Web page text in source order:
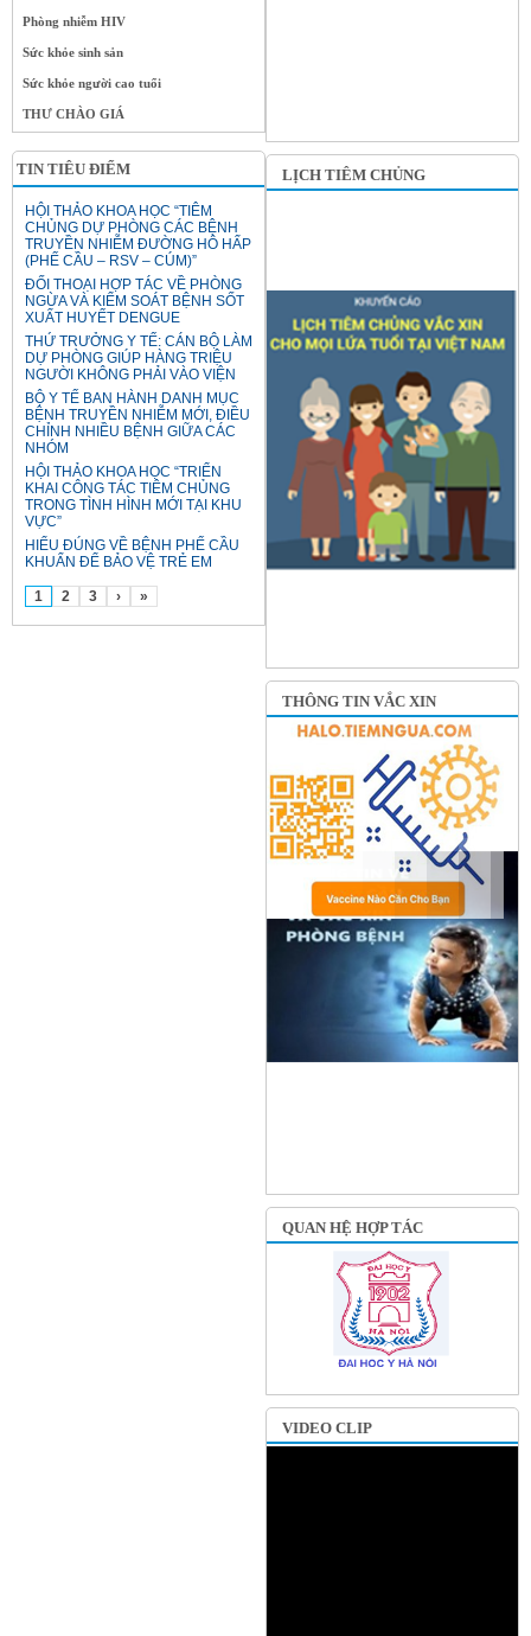
Phòng nhiễm HIV
Sức khỏe sinh sản
Sức khỏe người cao tuổi
THƯ CHÀO GIÁ
TIN TIÊU ĐIỂM
HỘI THẢO KHOA HỌC “TIÊM
CHỦNG DỰ PHÒNG CÁC BỆNH
TRUYỀN NHIỄM ĐƯỜNG HÔ HẤP
(PHẾ CẦU – RSV – CÚM)”
ĐỐI THOẠI HỢP TÁC VỀ PHÒNG
NGỪA VÀ KIỂM SOÁT BỆNH SỐT
XUẤT HUYẾT DENGUE
THỨ TRƯỞNG Y TẾ: CÁN BỘ LÀM
DỰ PHÒNG GIÚP HÀNG TRIỆU
NGƯỜI KHÔNG PHẢI VÀO VIỆN
BỘ Y TẾ BAN HÀNH DANH MỤC
BỆNH TRUYỀN NHIỄM MỚI, ĐIỀU
CHỈNH NHIỀU BỆNH GIỮA CÁC
NHÓM
HỘI THẢO KHOA HỌC “TRIỂN
KHAI CÔNG TÁC TIÊM CHỦNG
TRONG TÌNH HÌNH MỚI TẠI KHU
VỰC”
HIỂU ĐÚNG VỀ BỆNH PHẾ CẦU
KHUẨN ĐỂ BẢO VỆ TRẺ EM
1 2 3 › »
LỊCH TIÊM CHỦNG
THÔNG TIN VẮC XIN
QUAN HỆ HỢP TÁC
VIDEO CLIP